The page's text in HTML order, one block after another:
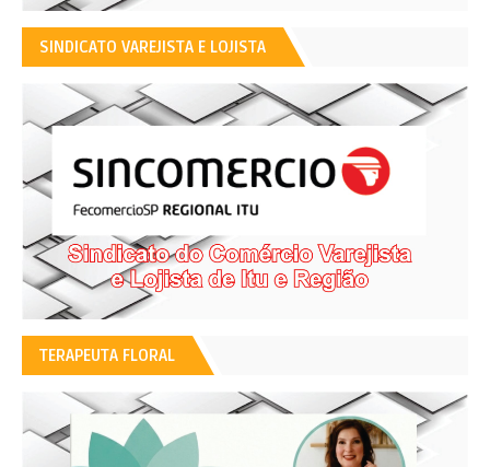
SINDICATO VAREJISTA E LOJISTA
TERAPEUTA FLORAL